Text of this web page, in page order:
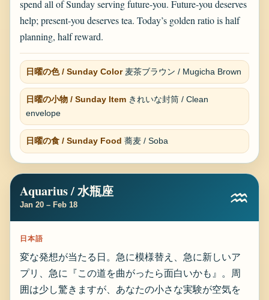
spend all of Sunday serving future-you. Future-you deserves
help; present-you deserves tea. Today’s golden ratio is half
planning, half reward.
日曜の色 / Sunday Color麦茶ブラウン / Mugicha Brown
日曜の小物 / Sunday Itemきれいな封筒 / Clean
envelope
日曜の食 / Sunday Food 蕎麦 / Soba
Aquarius / 水瓶座
Jan 20 – Feb 18 ♒
日本語
変な発想が当たる日。急に模様替え、急に新しいア
プリ、急に『この道を曲がったら面白いかも』。周
囲は少し驚きますが、あなたの小さな実験が空気を